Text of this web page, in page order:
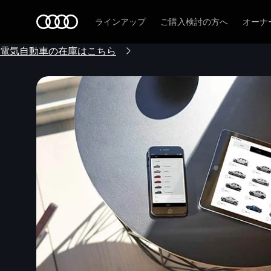
ラインアップ ご購入検討の方へ オーナ
電気自動車の在庫はこちら